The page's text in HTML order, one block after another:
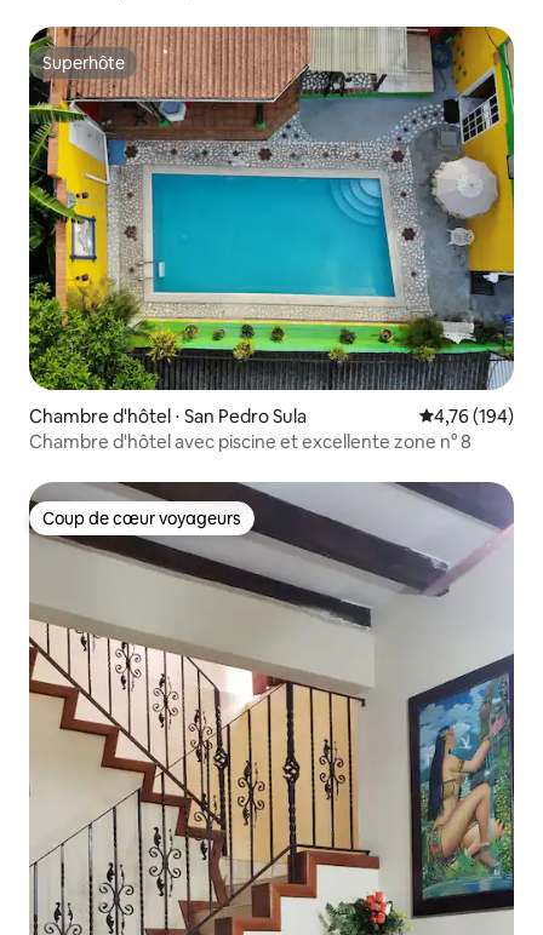
Superhôte
Superhôte
Chambre d'hôtel ⋅ San Pedro Sula Évaluation
4,76 (194)
Chambre d'hôtel avec piscine et excellente zone n° 8
Coup de cœur voyageurs
Coup de cœur voyageurs